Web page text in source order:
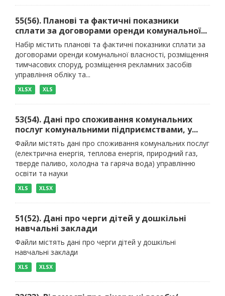
55(56). Планові та фактичні показники
сплати за договорами оренди комунальної...
Набір містить планові та фактичні показники сплати за
договорами оренди комунальної власності, розміщення
тимчасових споруд, розміщення рекламних засобів
управління обліку та...
XLSX XLS
53(54). Дані про споживання комунальних
послуг комунальними підприємствами, у...
Файли містять дані про споживання комунальних послуг
(електрична енергія, теплова енергія, природний газ,
тверде паливо, холодна та гаряча вода) управлінню
освіти та науки
XLS XLSX
51(52). Дані про черги дітей у дошкільні
навчальні заклади
Файли містять дані про черги дітей у дошкільні
навчальні заклади
XLS XLSX